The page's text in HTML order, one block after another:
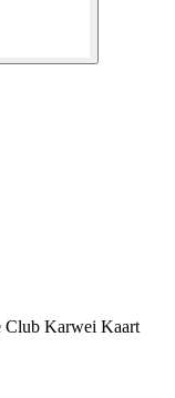
Club Karwei Kaart